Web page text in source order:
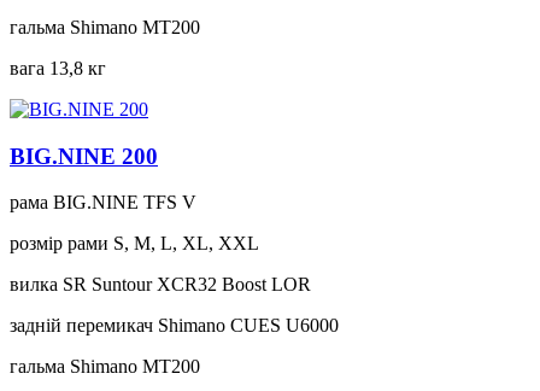
гальма Shimano MT200
вага 13,8 кг
BIG.NINE 200
рама BIG.NINE TFS V
розмір рами S, M, L, XL, XXL
вилка SR Suntour XCR32 Boost LOR
задній перемикач Shimano CUES U6000
гальма Shimano MT200